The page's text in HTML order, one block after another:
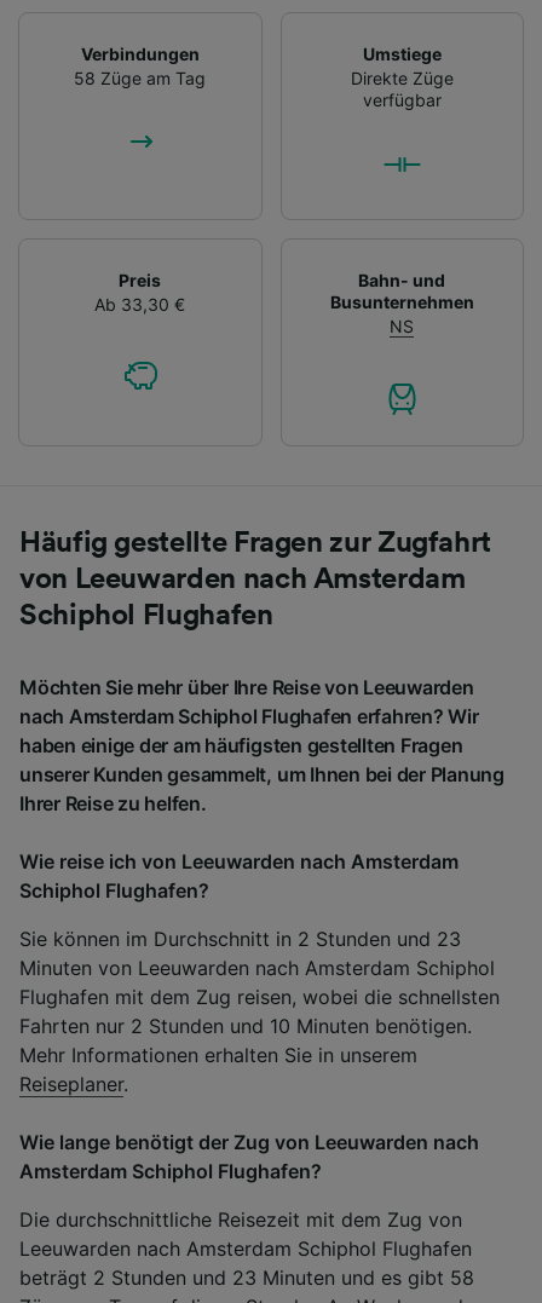
Verbindungen
58 Züge am Tag
Umstiege
Direkte Züge
verfügbar
Preis
Ab 33,30 €
Bahn- und
Busunternehmen
NS
Häufig gestellte Fragen zur Zugfahrt
von Leeuwarden nach Amsterdam
Schiphol Flughafen
Möchten Sie mehr über Ihre Reise von Leeuwarden
nach Amsterdam Schiphol Flughafen erfahren? Wir
haben einige der am häufigsten gestellten Fragen
unserer Kunden gesammelt, um Ihnen bei der Planung
Ihrer Reise zu helfen.
Wie reise ich von Leeuwarden nach Amsterdam
Schiphol Flughafen?
Sie können im Durchschnitt in 2 Stunden und 23
Minuten von Leeuwarden nach Amsterdam Schiphol
Flughafen mit dem Zug reisen, wobei die schnellsten
Fahrten nur 2 Stunden und 10 Minuten benötigen.
Mehr Informationen erhalten Sie in unserem
Reiseplaner.
Wie lange benötigt der Zug von Leeuwarden nach
Amsterdam Schiphol Flughafen?
Die durchschnittliche Reisezeit mit dem Zug von
Leeuwarden nach Amsterdam Schiphol Flughafen
beträgt 2 Stunden und 23 Minuten und es gibt 58